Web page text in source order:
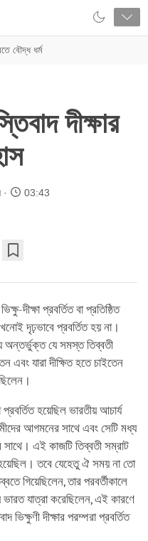
বৌদ্ধ ধর্ম
দীক্ষার
03:43
দীক্ষা প্রবর্তিত বা প্রতিষ্ঠিত
দৃঢ়ভাবে প্রবর্তিত হয় না।
অন্তর্ভুক্ত যে সমস্ত তিব্বতী
এবং যারা দীক্ষিত হতে চাইতেন
প্রবর্তিত হয়েছিল ভারতীয় আচার্য
আগমনের সাথে এবং সেটি মধ্য
সাথে। এই কাজটি তিব্বতী সম্রাট
তবে যেহেতু ঐ সময় না তো
গিয়েছিলেন, তার পরবর্তীকালে
ভারত যাত্রা করেছিলেন, এই কারণে
ভিক্ষুণী দীক্ষার পরম্পরা প্রবর্তিত